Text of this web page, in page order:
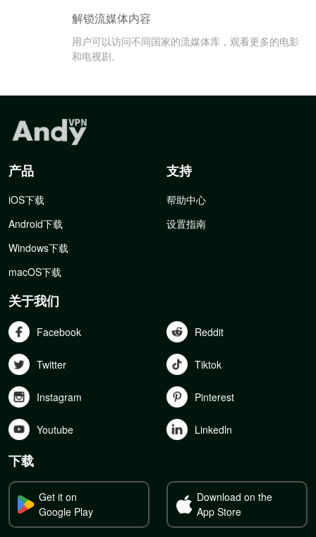
解锁流媒体内容
用户可以访问不同国家的流媒体库，观看更多的电影
和电视剧。
产品
iOS下载
Android下载
Windows下载
macOS下载
支持
帮助中心
设置指南
关于我们
Facebook Reddit
Twitter Tiktok
Instagram Pinterest
Youtube Linkedln
下载
Get it on
Google Play
Download on the
App Store